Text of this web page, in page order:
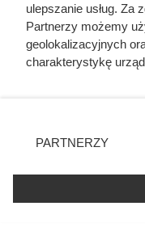
Ostatnie
Auschwitz.
pokazują, co
ulepszanie usług. Za
Partnerzy możemy
geolokalizacyjnych
charakterystykę
zmienić/wycofać
znajdujący się w
użytkownika, ale
przetwarzaniu.
PARTNERZY